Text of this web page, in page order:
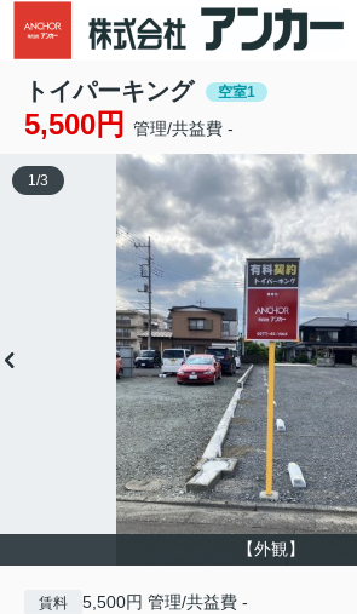
トイパーキング 空室1
5,500円 管理/共益費 -
【外観】
1/3
賃料 5,500円 管理/共益費 -